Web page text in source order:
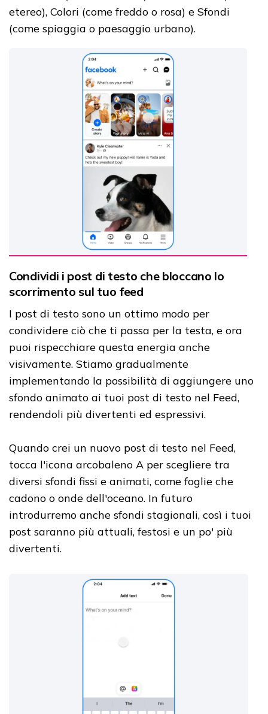
etereo), Colori (come freddo o rosa) e Sfondi
(come spiaggia o paesaggio urbano).
Condividi i post di testo che bloccano lo
scorrimento sul tuo feed
I post di testo sono un ottimo modo per
condividere ciò che ti passa per la testa, e ora
puoi rispecchiare questa energia anche
visivamente. Stiamo gradualmente
implementando la possibilità di aggiungere uno
sfondo animato ai tuoi post di testo nel Feed,
rendendoli più divertenti ed espressivi.
Quando crei un nuovo post di testo nel Feed,
tocca l'icona arcobaleno A per scegliere tra
diversi sfondi fissi e animati, come foglie che
cadono o onde dell'oceano. In futuro
introdurremo anche sfondi stagionali, così i tuoi
post saranno più attuali, festosi e un po' più
divertenti.